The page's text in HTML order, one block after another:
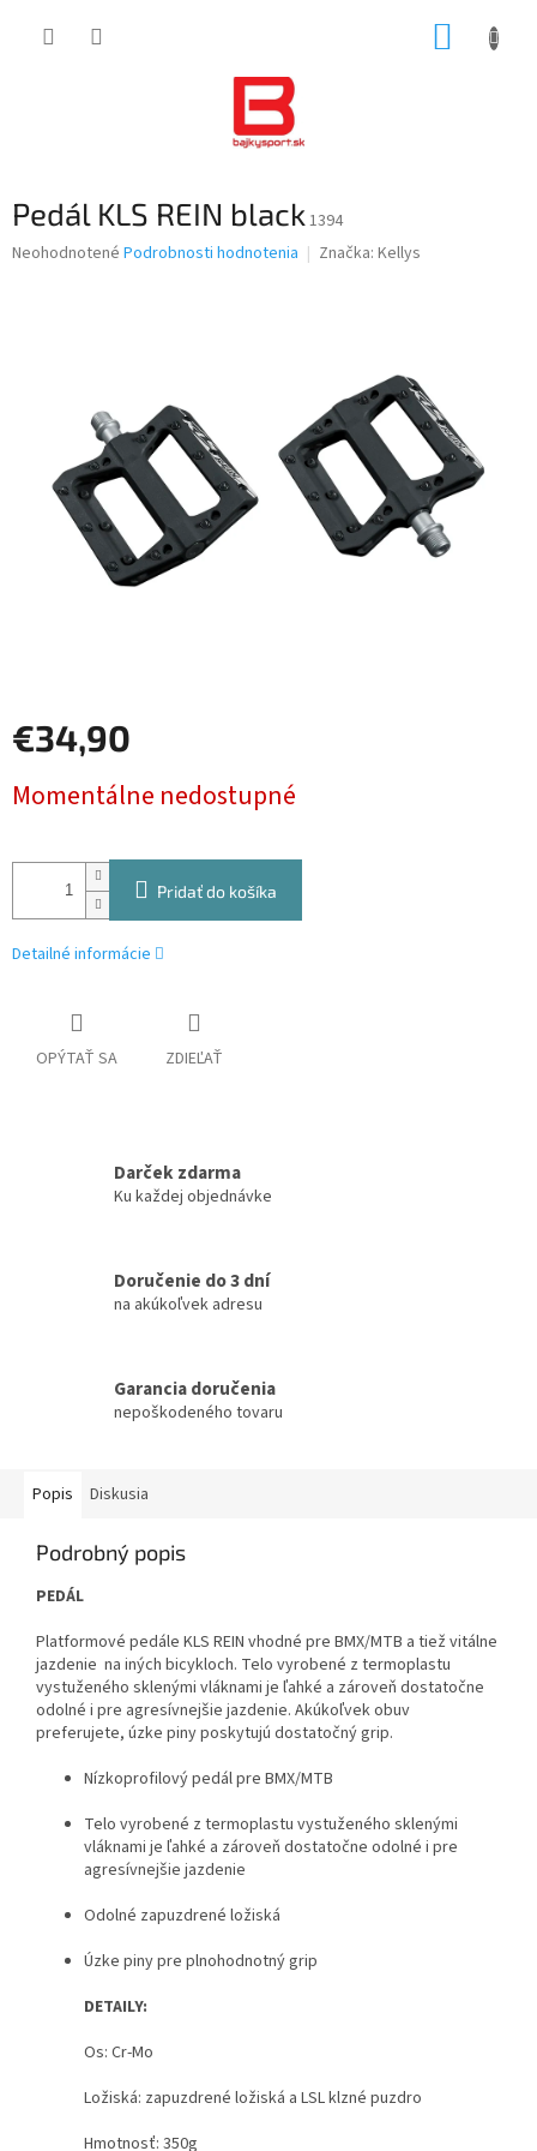
Pedál KLS REIN black 1394
Priemerné
hviezdičiek.
Neohodnotené Podrobnosti hodnotenia Značka: Kellys
€34,90
cena:
Momentálne nedostupné
Pridať do košíka
Detailné informácie
OPÝTAŤ SA ZDIEĽAŤ
Darček zdarma
Ku každej objednávke
Doručenie do 3 dní
na akúkoľvek adresu
Garancia doručenia
nepoškodeného tovaru
Popis Diskusia
Podrobný popis
PEDÁL
Platformové pedále KLS REIN vhodné pre BMX/MTB a tiež vitálne
jazdenie na iných bicykloch. Telo vyrobené z termoplastu
vystuženého sklenými vláknami je ľahké a zároveň dostatočne
odolné i pre agresívnejšie jazdenie. Akúkoľvek obuv
preferujete, úzke piny poskytujú dostatočný grip.
Nízkoprofilový pedál pre BMX/MTB
Telo vyrobené z termoplastu vystuženého sklenými
vláknami je ľahké a zároveň dostatočne odolné i pre
agresívnejšie jazdenie
Odolné zapuzdrené ložiská
Úzke piny pre plnohodnotný grip
DETAILY:
Os: Cr-Mo
Ložiská: zapuzdrené ložiská a LSL klzné puzdro
Hmotnosť: 350g